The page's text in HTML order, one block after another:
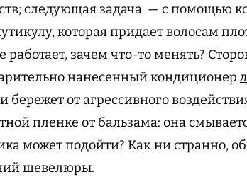
следующая задача — с помощью
которая придает волосам
работает, зачем что-то менять?
нанесенный кондиционер
бережет от агрессивного
пленке от бальзама: она
может подойти? Как ни странно,
шевелюры.